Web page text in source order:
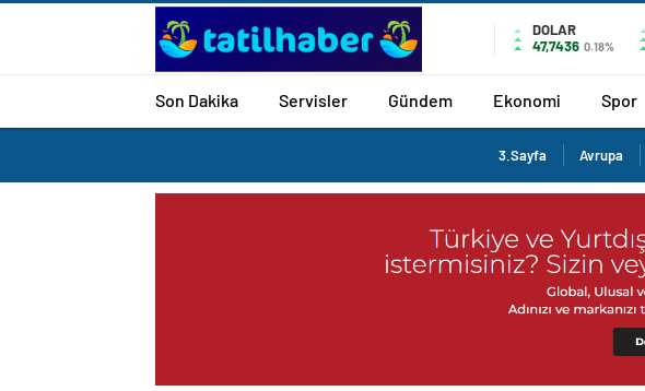
DOLAR
47,7436 0.18%
Son Dakika Servisler Gündem Ekonomi Spor
3.Sayfa Avrupa